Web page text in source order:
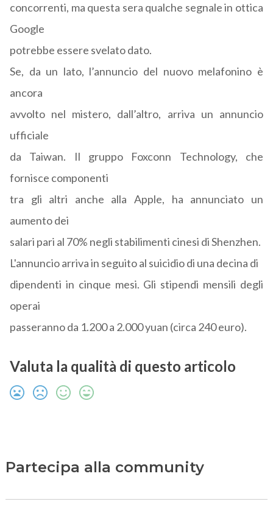
concorrenti, ma questa sera qualche segnale in ottica
Google
potrebbe essere svelato dato.
Se, da un lato, l’annuncio del nuovo melafonino è
ancora
avvolto nel mistero, dall’altro, arriva un annuncio
ufficiale
da Taiwan. Il gruppo Foxconn Technology, che
fornisce componenti
tra gli altri anche alla Apple, ha annunciato un
aumento dei
salari pari al 70% negli stabilimenti cinesi di Shenzhen.
L'annuncio arriva in seguito al suicidio di una decina di
dipendenti in cinque mesi. Gli stipendi mensili degli
operai
passeranno da 1.200 a 2.000 yuan (circa 240 euro).
Valuta la qualità di questo articolo
Partecipa alla community